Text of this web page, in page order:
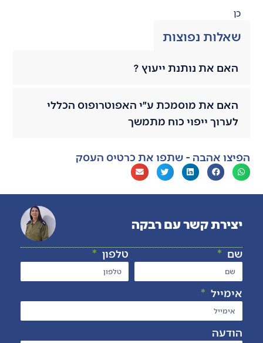
כן
שאלות נפוצות
האם את נותנת ייעוץ ?
האם את מוסמכת ע״י האפוטרופוס הכללי
לערוך ייפוי כוח מתמשך
הפיצו אהבה - שתפו את כרטיס העסק
יצירת קשר עם רבקה
שם טלפון
אימייל
הודעה